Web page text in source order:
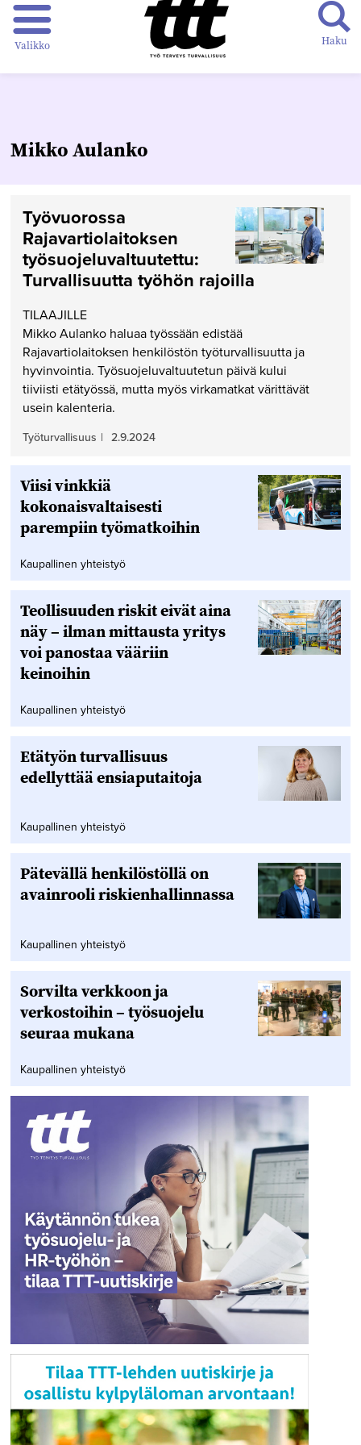
Valikko Haku
Mikko Aulanko
Työvuorossa
Rajavartiolaitoksen
työsuojeluvaltuutettu:
Turvallisuutta työhön rajoilla
TILAAJILLE
Mikko Aulanko haluaa työssään edistää
Rajavartiolaitoksen henkilöstön työturvallisuutta ja
hyvinvointia. Työsuojeluvaltuutetun päivä kului
tiiviisti etätyössä, mutta myös virkamatkat värittävät
usein kalenteria.
Työturvallisuus | 2.9.2024
Viisi vinkkiä
kokonaisvaltaisesti
parempiin työmatkoihin
Kaupallinen yhteistyö
Teollisuuden riskit eivät aina
näy – ilman mittausta yritys
voi panostaa vääriin
keinoihin
Kaupallinen yhteistyö
Etätyön turvallisuus
edellyttää ensiaputaitoja
Kaupallinen yhteistyö
Pätevällä henkilöstöllä on
avainrooli riskienhallinnassa
Kaupallinen yhteistyö
Sorvilta verkkoon ja
verkostoihin – työsuojelu
seuraa mukana
Kaupallinen yhteistyö